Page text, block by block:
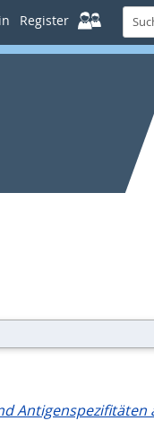
Register
Suche
in
KUPS
Antigenspezifitäten